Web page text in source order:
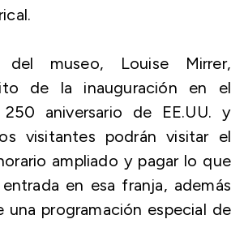
del museo, Louise Mirrer,
de la inauguración en el
aniversario de EE.UU. y
visitantes podrán visitar el
ampliado y pagar lo que
en esa franja, además
una programación especial de